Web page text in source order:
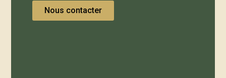
Nous contacter